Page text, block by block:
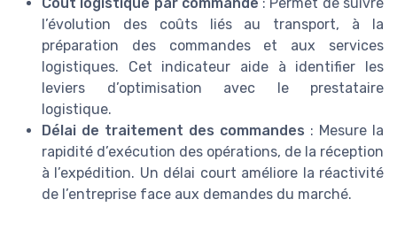
l’évolution des coûts liés au transport, à la
préparation des commandes et aux services
logistiques. Cet indicateur aide à identifier les
leviers d’optimisation avec le prestataire
logistique.
Délai de traitement des commandes : Mesure la
rapidité d’exécution des opérations, de la réception
à l’expédition. Un délai court améliore la réactivité
de l’entreprise face aux demandes du marché.